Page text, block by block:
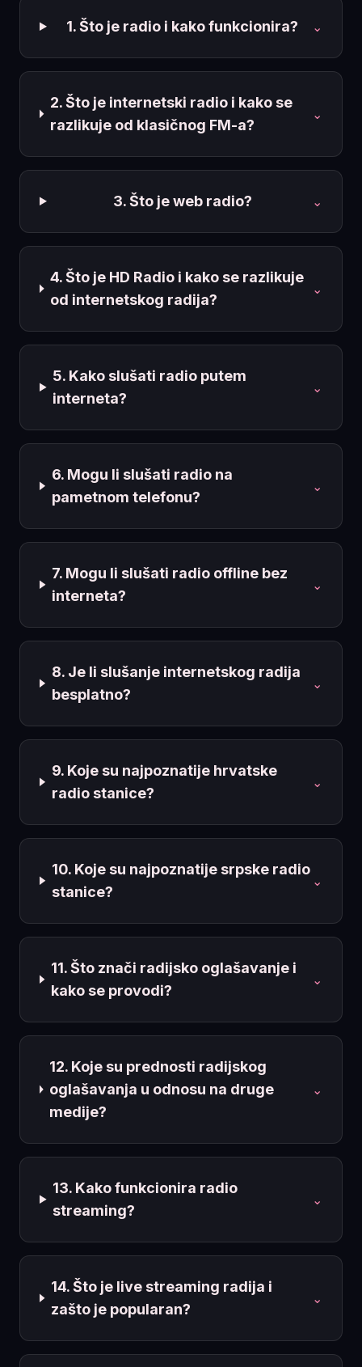
1. Što je radio i kako funkcionira? ⌄
2. Što je internetski radio i kako se
razlikuje od klasičnog FM-a?
⌄
3. Što je web radio? ⌄
4. Što je HD Radio i kako se razlikuje
od internetskog radija?
⌄
5. Kako slušati radio putem
interneta?
⌄
6. Mogu li slušati radio na
pametnom telefonu?
⌄
7. Mogu li slušati radio offline bez
interneta?
⌄
8. Je li slušanje internetskog radija
besplatno?
⌄
9. Koje su najpoznatije hrvatske
radio stanice?
⌄
10. Koje su najpoznatije srpske radio
stanice?
⌄
11. Što znači radijsko oglašavanje i
kako se provodi?
⌄
12. Koje su prednosti radijskog
oglašavanja u odnosu na druge
medije?
⌄
13. Kako funkcionira radio
streaming?
⌄
14. Što je live streaming radija i
zašto je popularan?
⌄